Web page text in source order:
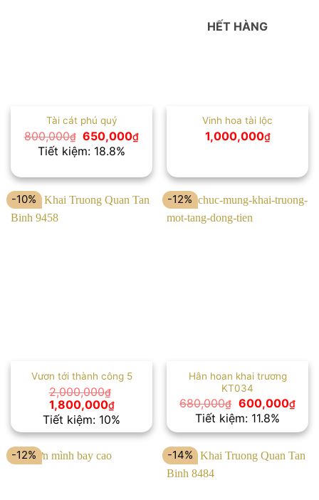
Tài cát phú quý
800,000₫ Giá
gốc
là:
650,000₫Giá
650,000₫.
Tiết kiệm: 18.8%
HẾT HÀNG
Vinh hoa tài lộc
1,000,000₫
-10%
Vươn tới thành công 5
2,000,000₫
Giá
gốc
là:
2,000,000₫.
1,800,000₫Giá
hiện
tại
là:
1,800,000₫.
Tiết kiệm: 10%
-12%
Hân hoan khai trương
KT034
680,000₫ Giá
gốc
là:
680,000₫.
600,000₫Giá
hiện
tại
là:
Tiết kiệm: 11.8%
-12% -14%